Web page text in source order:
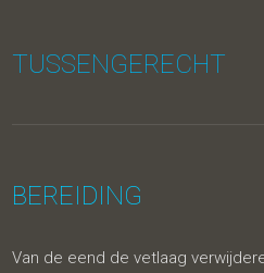
TUSSENGERECHT
BEREIDING
Van de eend de vetlaag